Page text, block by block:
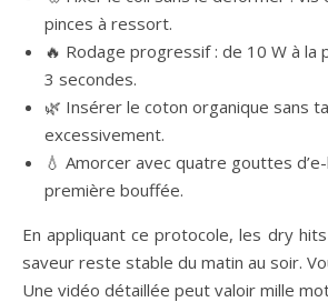
pinces à ressort.
🔥 Rodage progressif : de 10 W à la
3 secondes.
🌿 Insérer le coton organique sans
excessivement.
💧 Amorcer avec quatre gouttes
première bouffée.
En appliquant ce protocole, les dry
saveur reste stable du matin au soir.
Une vidéo détaillée peut valoir mille